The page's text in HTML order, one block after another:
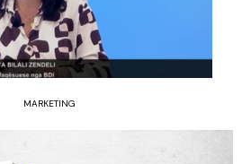
MARKETING